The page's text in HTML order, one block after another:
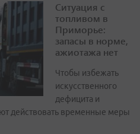
Ситуация с
топливом в
Приморье:
запасы в норме,
ажиотажа нет
Чтобы избежать
искусственного
дефицита и
действовать временные меры